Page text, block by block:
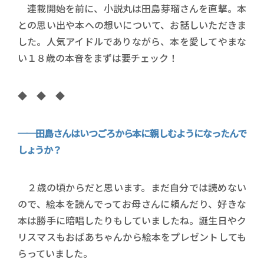
連載開始を前に、小説丸は田島芽瑠さんを直撃。本
との思い出や本への想いについて、お話しいただきま
した。人気アイドルでありながら、本を愛してやまな
い１８歳の本音をまずは要チェック！
◆ ◆ ◆
──田島さんはいつごろから本に親しむようになったんで
しょうか？
２歳の頃からだと思います。まだ自分では読めない
ので、絵本を読んでってお母さんに頼んだり、好きな
本は勝手に暗唱したりもしていましたね。誕生日やク
リスマスもおばあちゃんから絵本をプレゼントしても
らっていました。